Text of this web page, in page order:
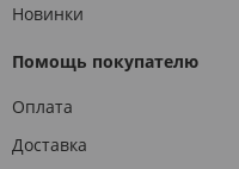
Новинки
Помощь покупателю
Оплата
Доставка